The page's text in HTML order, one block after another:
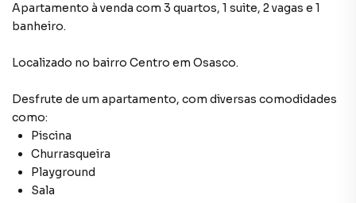
Apartamento à venda com 3 quartos, 1 suite, 2 vagas e 1
banheiro.
Localizado no bairro Centro em Osasco.
Desfrute de um apartamento, com diversas comodidades
como:
Piscina
Churrasqueira
Playground
Sala